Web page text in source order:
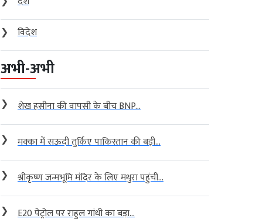
❯
विदेश
अभी-अभी
❯ शेख हसीना की वापसी के बीच BNP...
❯ मक्का में सऊदी तुर्किए पाकिस्तान की बड़ी...
❯ श्रीकृष्ण जन्मभूमि मंदिर के लिए मथुरा पहुंची...
❯ E20 पेट्रोल पर राहुल गांधी का बड़ा...